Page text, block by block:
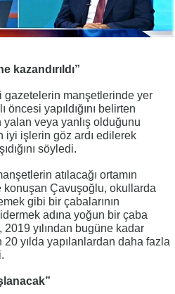
kazandırıldı”
gazetelerin manşetlerinde yer
yapıldığını belirten
veya yanlış olduğunu
iyi işlerin göz ardı edilerek
söyledi.
atılacağı ortamın
konuşan Çavuşoğlu, okullarda
gibi bir çabalarının
adına yoğun bir çaba
yılından bugüne kadar
yılda yapılanlardan daha fazla